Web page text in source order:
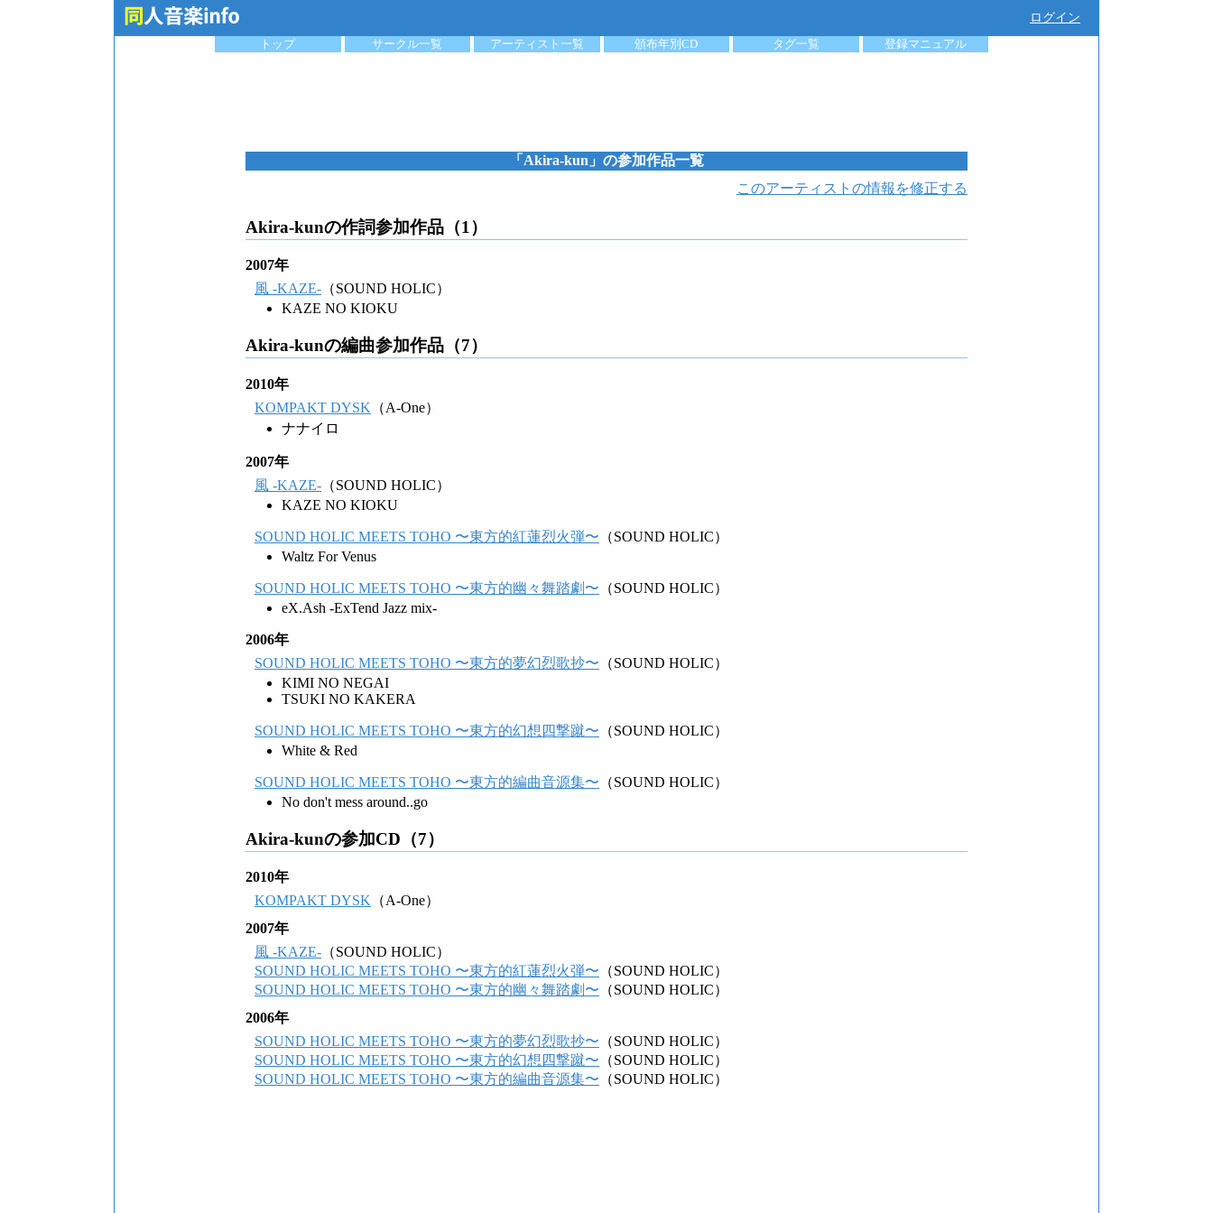
ログイン
トップ
サークル一覧 アーティスト一覧 頒布年別CD タグ一覧 登録マニュアル
「Akira-kun」の参加作品一覧
このアーティストの情報を修正する
Akira-kunの作詞参加作品（1）
2007年
風 -KAZE- （SOUND HOLIC）
KAZE NO KIOKU
Akira-kunの編曲参加作品（7）
2010年
KOMPAKT DYSK （A-One）
ナナイロ
2007年
風 -KAZE- （SOUND HOLIC）
KAZE NO KIOKU
SOUND HOLIC MEETS TOHO 〜東方的紅蓮烈火弾〜 （SOUND HOLIC）
Waltz For Venus
SOUND HOLIC MEETS TOHO 〜東方的幽々舞踏劇〜 （SOUND HOLIC）
eX.Ash -ExTend Jazz mix-
2006年
SOUND HOLIC MEETS TOHO 〜東方的夢幻烈歌抄〜 （SOUND HOLIC）
KIMI NO NEGAI
TSUKI NO KAKERA
SOUND HOLIC MEETS TOHO 〜東方的幻想四撃蹴〜 （SOUND HOLIC）
White & Red
SOUND HOLIC MEETS TOHO 〜東方的編曲音源集〜 （SOUND HOLIC）
No don't mess around..go
Akira-kunの参加CD（7）
2010年
KOMPAKT DYSK （A-One）
2007年
風 -KAZE- （SOUND HOLIC）
SOUND HOLIC MEETS TOHO 〜東方的紅蓮烈火弾〜 （SOUND HOLIC）
SOUND HOLIC MEETS TOHO 〜東方的幽々舞踏劇〜 （SOUND HOLIC）
2006年
SOUND HOLIC MEETS TOHO 〜東方的夢幻烈歌抄〜 （SOUND HOLIC）
SOUND HOLIC MEETS TOHO 〜東方的幻想四撃蹴〜 （SOUND HOLIC）
SOUND HOLIC MEETS TOHO 〜東方的編曲音源集〜 （SOUND HOLIC）